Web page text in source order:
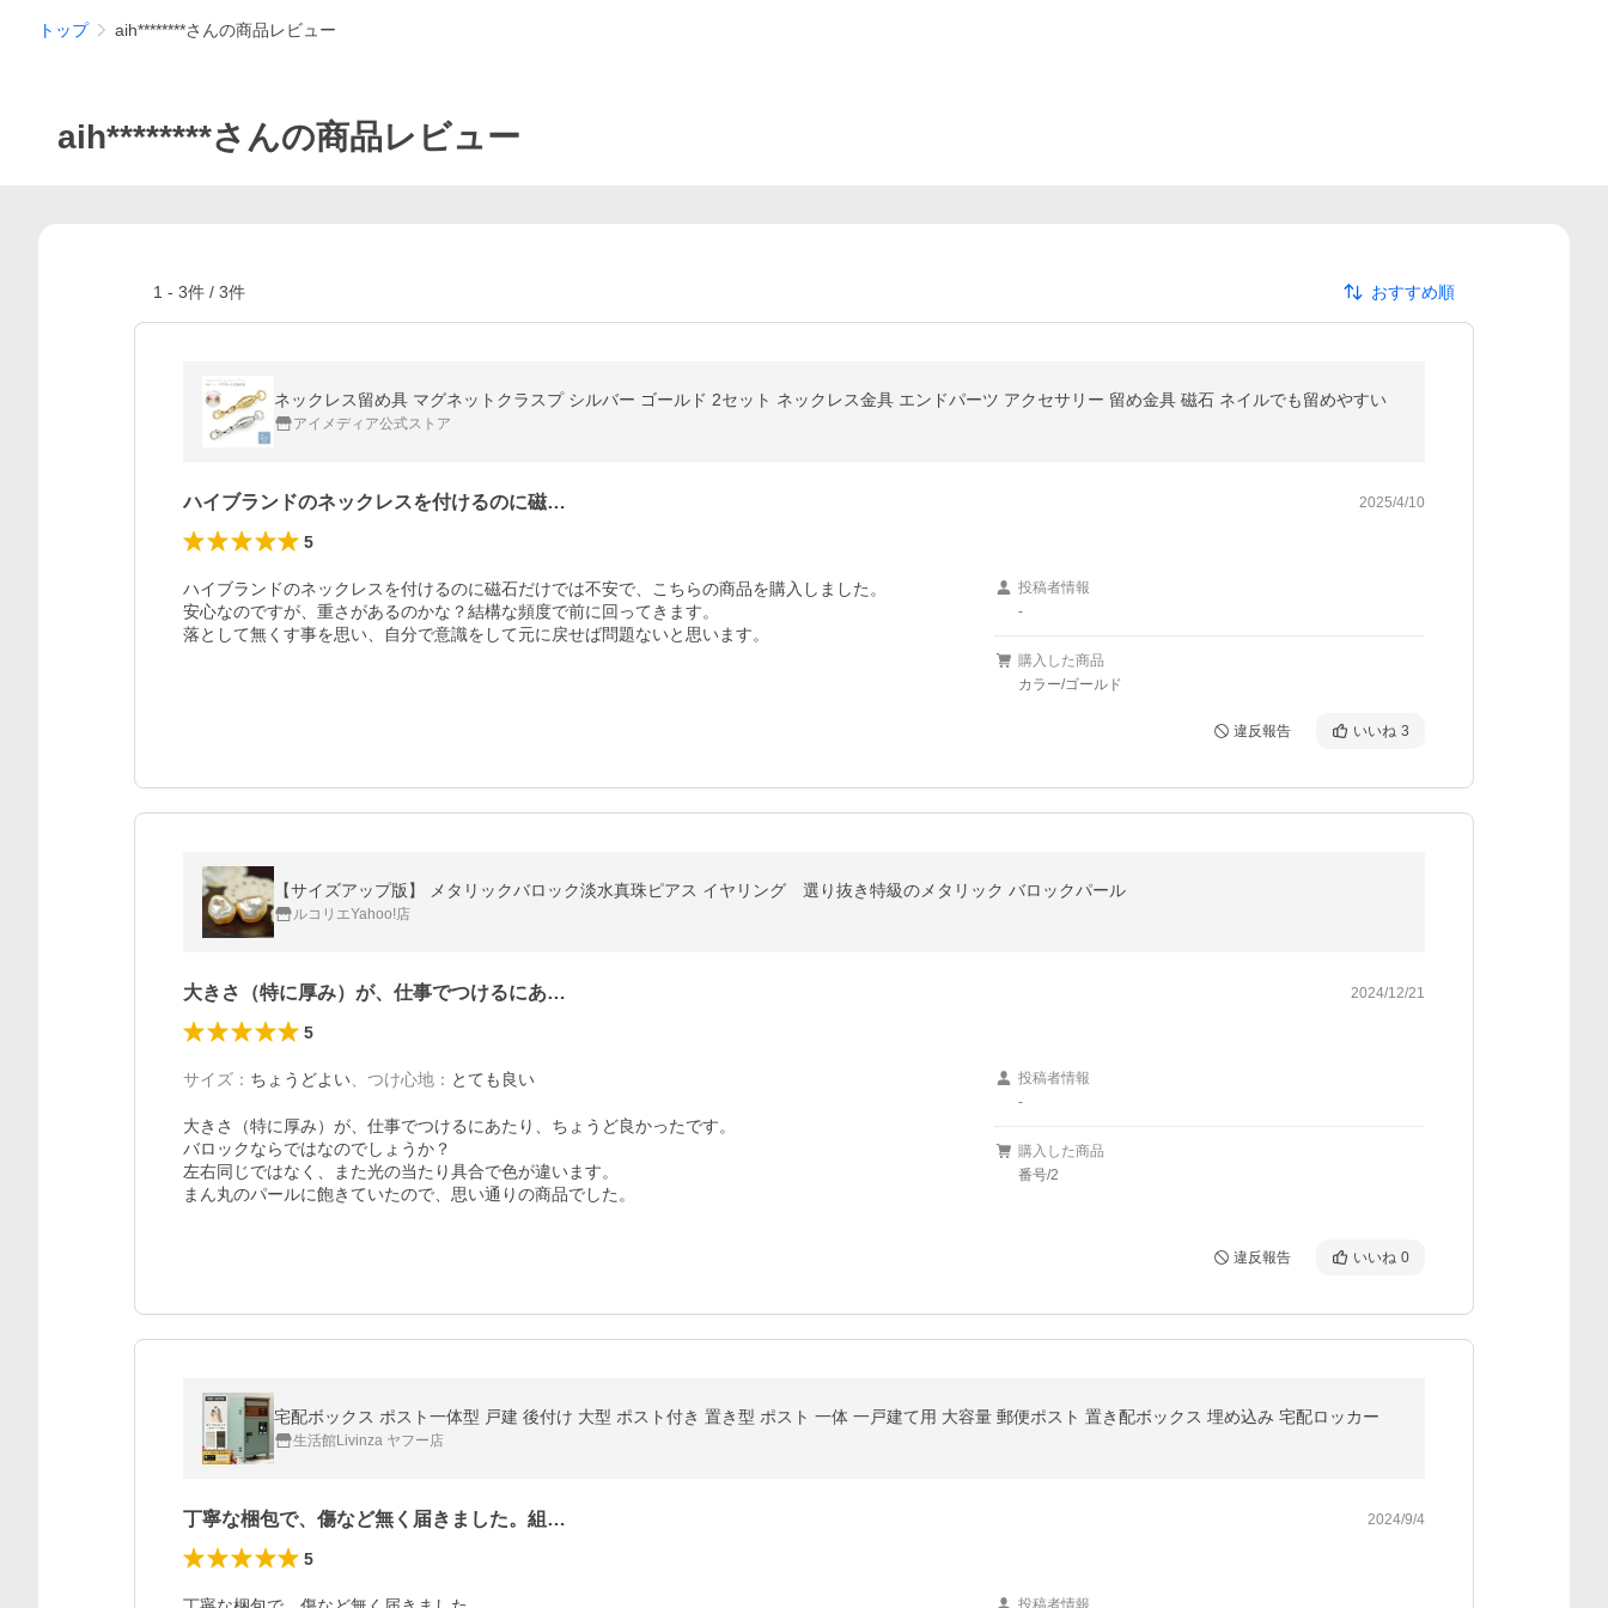
トップ aih********さんの商品レビュー
aih********さんの商品レビュー
1 - 3件 / 3件 おすすめ順
ネックレス留め具 マグネットクラスプ シルバー ゴールド 2セット ネックレス金具 エンドパーツ アクセサリー 留め金具 磁石 ネイルでも留めやすい
アイメディア公式ストア
ハイブランドのネックレスを付けるのに磁… 2025/4/10
5
ハイブランドのネックレスを付けるのに磁石だけでは不安で、こちらの商品を購入しました。
安心なのですが、重さがあるのかな？結構な頻度で前に回ってきます。
落として無くす事を思い、自分で意識をして元に戻せば問題ないと思います。
投稿者情報
-
購入した商品
カラー/ゴールド
違反報告 いいね 3
【サイズアップ版】 メタリックバロック淡水真珠ピアス イヤリング 選り抜き特級のメタリック バロックパール
ルコリエYahoo!店
大きさ（特に厚み）が、仕事でつけるにあ… 2024/12/21
5
サイズ ： ちょうどよい つけ心地 ： とても良い
大きさ（特に厚み）が、仕事でつけるにあたり、ちょうど良かったです。
バロックならではなのでしょうか？
左右同じではなく、また光の当たり具合で色が違います。
まん丸のパールに飽きていたので、思い通りの商品でした。
投稿者情報
-
購入した商品
番号/2
違反報告 いいね 0
宅配ボックス ポスト一体型 戸建 後付け 大型 ポスト付き 置き型 ポスト 一体 一戸建て用 大容量 郵便ポスト 置き配ボックス 埋め込み 宅配ロッカー
生活館Livinza ヤフー店
丁寧な梱包で、傷など無く届きました。組… 2024/9/4
5
投稿者情報